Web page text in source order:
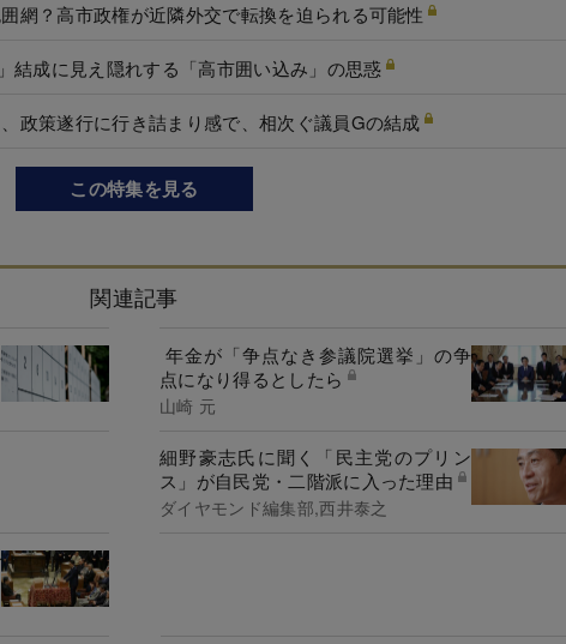
網？高市政権が近隣外交で転換を迫られる可能性
結成に見え隠れする「高市囲い込み」の思惑
政策遂行に行き詰まり感で、相次ぐ議員Gの結成
この特集を見る
関連記事
年金が「争点なき参議院選挙」の争
点になり得るとしたら
山崎 元
細野豪志氏に聞く「民主党のプリン
ス」が自民党・二階派に入った理由
ダイヤモンド編集部,西井泰之